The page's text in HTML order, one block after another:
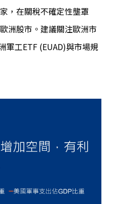
，在關稅不確定性壟罩
洲股市。建議關注歐洲市
軍工ETF (EUAD)與市場規